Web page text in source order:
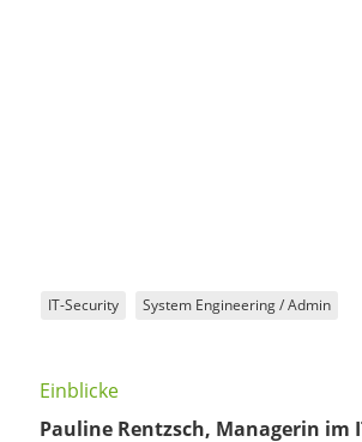
IT-Security System Engineering / Admin
Einblicke
Pauline Rentzsch, Managerin im